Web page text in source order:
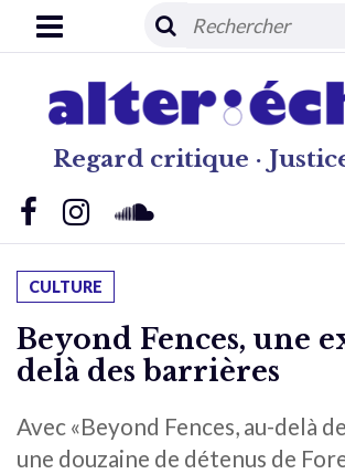
Regard critique ·
CULTURE
Beyond Fences, une
delà des barrières
Avec «Beyond Fences, au-delà
une douzaine de détenus de